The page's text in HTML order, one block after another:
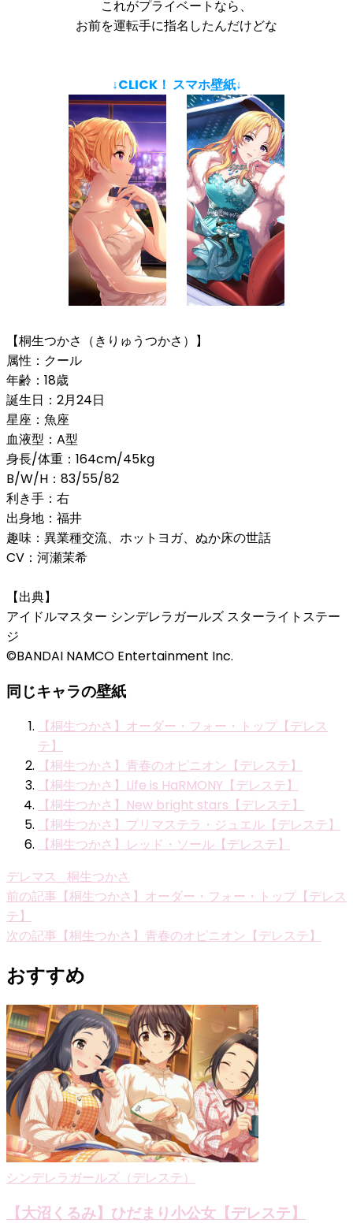
これがプライベートなら、
お前を運転手に指名したんだけどな
↓CLICK！ スマホ壁紙↓
【桐生つかさ（きりゅうつかさ）】
属性：クール
年齢：18歳
誕生日：2月24日
星座：魚座
血液型：A型
身長/体重：164cm/45kg
B/W/H：83/55/82
利き手：右
出身地：福井
趣味：異業種交流、ホットヨガ、ぬか床の世話
CV：河瀬茉希
【出典】
アイドルマスター シンデレラガールズ スターライトステー
ジ
©BANDAI NAMCO Entertainment Inc.
同じキャラの壁紙
【桐生つかさ】オーダー・フォー・トップ【デレス
テ】
【桐生つかさ】青春のオピニオン【デレステ】
【桐生つかさ】Life is HaRMONY【デレステ】
【桐生つかさ】New bright stars【デレステ】
【桐生つかさ】プリマステラ・ジュエル【デレステ】
【桐生つかさ】レッド・ソール【デレステ】
デレマス_桐生つかさ
投
稿
ビ
ゲ
ー
シ
ョ
ン
前の記事 【桐生つかさ】オーダー・フォー・トップ【デレス
テ】
次の記事 【桐生つかさ】青春のオピニオン【デレステ】
おすすめ
シンデレラガールズ（デレステ）
【大沼くるみ】ひだまり小公女【デレステ】